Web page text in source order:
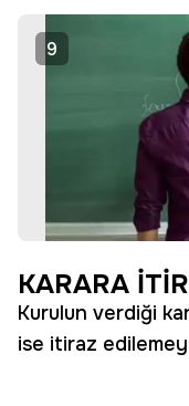
9
KARARA
Kurulun verdiği
ise itiraz